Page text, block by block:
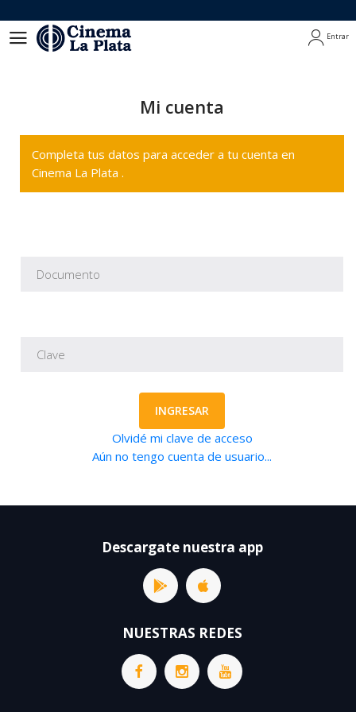
Entrar
Mi cuenta
Completa tus datos para acceder a tu cuenta en
Cinema La Plata .
INGRESAR
Olvidé mi clave de acceso
Aún no tengo cuenta de usuario...
Descargate nuestra app
NUESTRAS REDES